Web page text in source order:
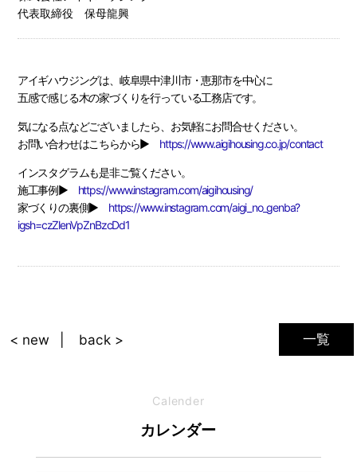
代表取締役 保母龍興
アイギハウジングは、岐阜県中津川市・恵那市を中心に
五感で感じる木の家づくりを行っている工務店です。
気になる点などございましたら、お気軽にお問合せください。
お問い合わせはこちらから▶ https://www.aigihousing.co.jp/contact
インスタグラムも是非ご覧ください。
施工事例▶ https://www.instagram.com/aigihousing/
家づくりの裏側▶ https://www.instagram.com/aigi_no_genba?
igsh=czZlenVpZnBzcDd1
一覧
< new back >
Calender
カレンダー